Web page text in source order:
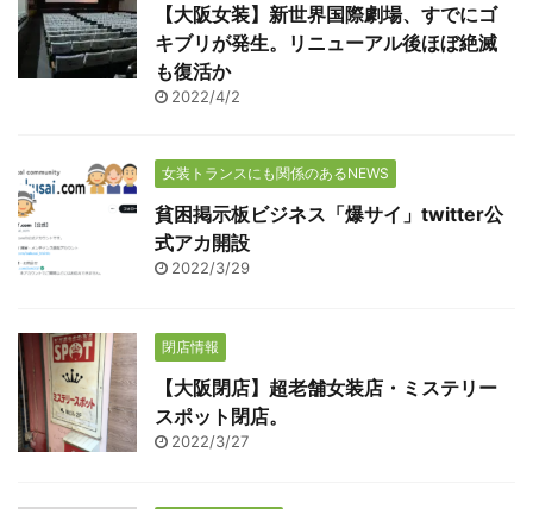
【大阪女装】新世界国際劇場、すでにゴ
キブリが発生。リニューアル後ほぼ絶滅
も復活か
2022/4/2
女装トランスにも関係のあるNEWS
貧困掲示板ビジネス「爆サイ」twitter公
式アカ開設
2022/3/29
閉店情報
【大阪閉店】超老舗女装店・ミステリー
スポット閉店。
2022/3/27